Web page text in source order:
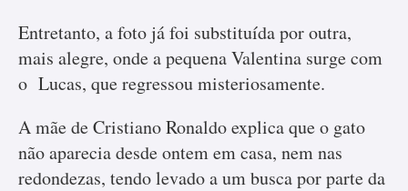
Entretanto, a foto já foi substituída por outra,
mais alegre, onde a pequena Valentina surge com
o Lucas, que regressou misteriosamente.
A mãe de Cristiano Ronaldo explica que o gato
não aparecia desde ontem em casa, nem nas
redondezas, tendo levado a um busca por parte da